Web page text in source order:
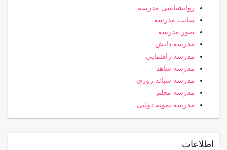
روانشناسی مدرسه
سایت مدرسه
صور مدرسه
مدرسه دانش
مدرسه راهنمایی
مدرسه شاهد
مدرسه شبانه روزی
مدرسه معلم
مدرسه نمونه دولتی
اطلاعات